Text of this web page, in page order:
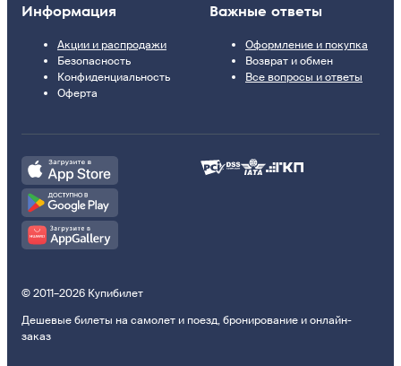
Информация
Акции и распродажи
Безопасность
Конфиденциальность
Оферта
Важные ответы
Оформление и покупка
Возврат и обмен
Все вопросы и ответы
© 2011–2026 Купибилет
Дешевые билеты на самолет и поезд, бронирование и онлайн-
заказ